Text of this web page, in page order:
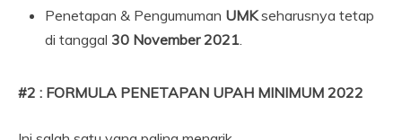
Penetapan & Pengumuman UMKseharusnya tetap
di tanggal 30 November 2021
#2 : FORMULA PENETAPAN UPAH MINIMUM 2022